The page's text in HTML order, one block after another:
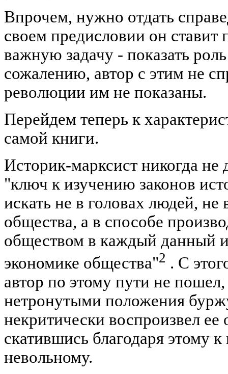
Впрочем, нужно отдать
своем предисловии он ставит
важную задачу - показать
сожалению, автор с этим не
революции им не показаны.
Перейдем теперь к
самой книги.
Историк-марксист никогда не
"ключ к изучению законов
искать не в головах людей, не
общества, а в способе
обществом в каждый данный
экономике общества"2 . С
автор по этому пути не
нетронутыми положения
некритически воспроизвел
скатившись благодаря этому
невольному.